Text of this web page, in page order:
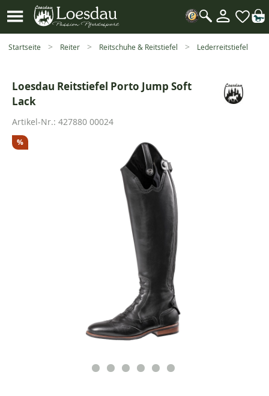
Mein
Startseite Reiter Reitschuhe & Reitstiefel Lederreitstiefel
Loesdau Reitstiefel Porto Jump Soft
Lack
Artikel-Nr.: 427880 00024
%